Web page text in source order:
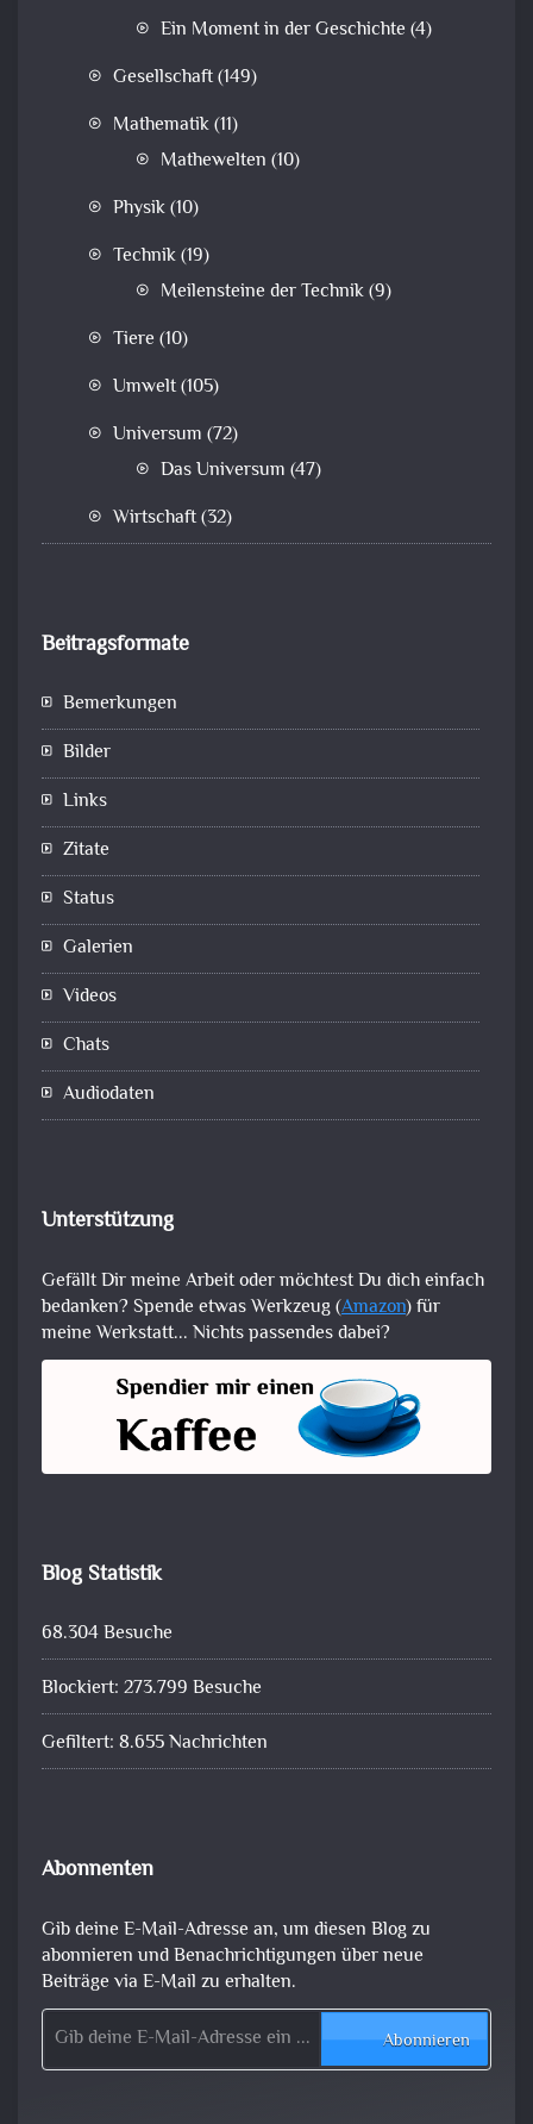
Ein Moment in der Geschichte (4)
Gesellschaft(149)
Mathematik(11)
Mathewelten (10)
Physik(10)
Technik(19)
Meilensteine der Technik(9)
Tiere (10)
Umwelt(105)
Universum (72)
Das Universum (47)
Wirtschaft(32)
Beitragsformate
Bemerkungen
Bilder
Links
Zitate
Status
Galerien
Videos
Chats
Audiodaten
Unterstützung
Gefällt Dir meine Arbeit oder möchtest Du dich einfach
bedanken? Spende etwas Werkzeug (Amazon) für
meine Werkstatt... Nichts passendes dabei?
Blog Statistik
68.304 Besuche
Blockiert: 273.799 Besuche
Gefiltert: 8.655 Nachrichten
Abonnenten
Gib deine E-Mail-Adresse an, um diesen Blog zu
abonnieren und Benachrichtigungen über neue
Beiträge via E-Mail zu erhalten.
Gib deine E-Mail-Adresse ein ...
Abonnieren